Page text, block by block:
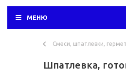
МЕНЮ
Смеси, шпатлевки,
Шпатлевка,